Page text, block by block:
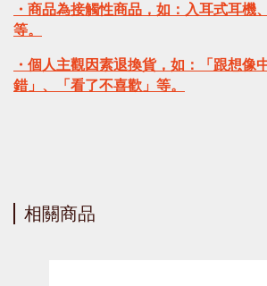
・商品為接觸性商品，如：入耳式耳機
等。
・個人主觀因素退換貨，如：「跟想像
錯」、「看了不喜歡」等。
相關商品